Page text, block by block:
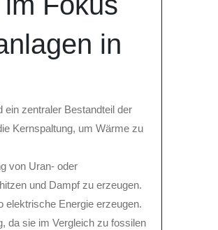
in
ein zentraler Bestandteil der
Kernspaltung, um Wärme zu
von Uran- oder
und Dampf zu erzeugen.
elektrische Energie erzeugen.
da sie im Vergleich zu fossilen